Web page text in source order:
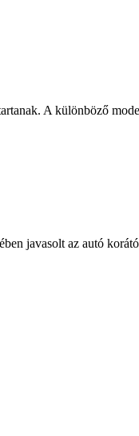
A különböző
javasolt az autó